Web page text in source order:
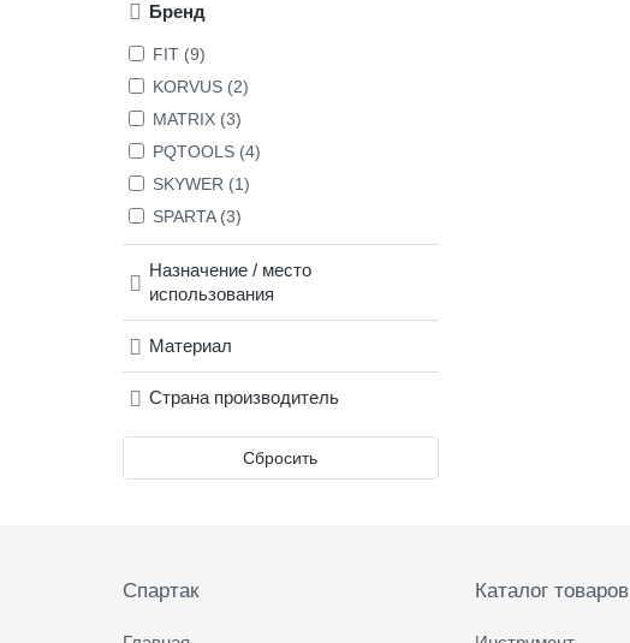
Бренд
FIT (9)
KORVUS (2)
MATRIX (3)
PQTOOLS (4)
SKYWER (1)
SPARTA (3)
Назначение / место
использования
Материал
Страна производитель
Сбросить
Спартак Каталог товаров